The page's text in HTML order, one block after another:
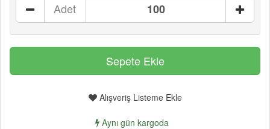
Adet
Alışveriş Listeme Ekle
Aynı gün kargoda